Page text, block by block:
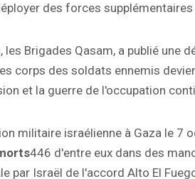
des forces
les Brigades Qasam, a publié une
corps des soldats ennemis
et la guerre de l'occupation
militaire israélienne à Gaza le 7
446 d'entre eux dans des
par Israël de l'accord Alto El